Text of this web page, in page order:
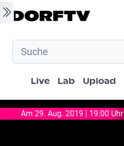
Skip to main content
Hauptnavigation
Live Lab Upload
Am 29. Aug. 2019 | 19:00 Uhr